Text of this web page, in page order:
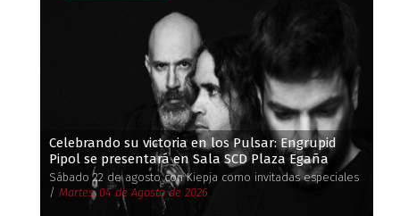
Celebrando su victoria en los Pulsar: Engrupid
Pipol se presentará en Sala SCD Plaza Egaña
Sábado 22 de agosto con Kiepja como invitadas especiales
/ Martes, 04 de Agosto de 2026